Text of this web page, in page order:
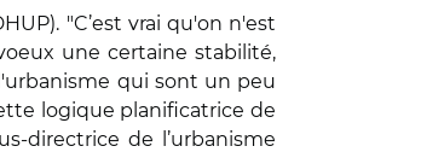
"C’est vrai qu'on n'est
une certaine stabilité,
qui sont un peu
logique planificatrice de
directrice de l’urbanisme